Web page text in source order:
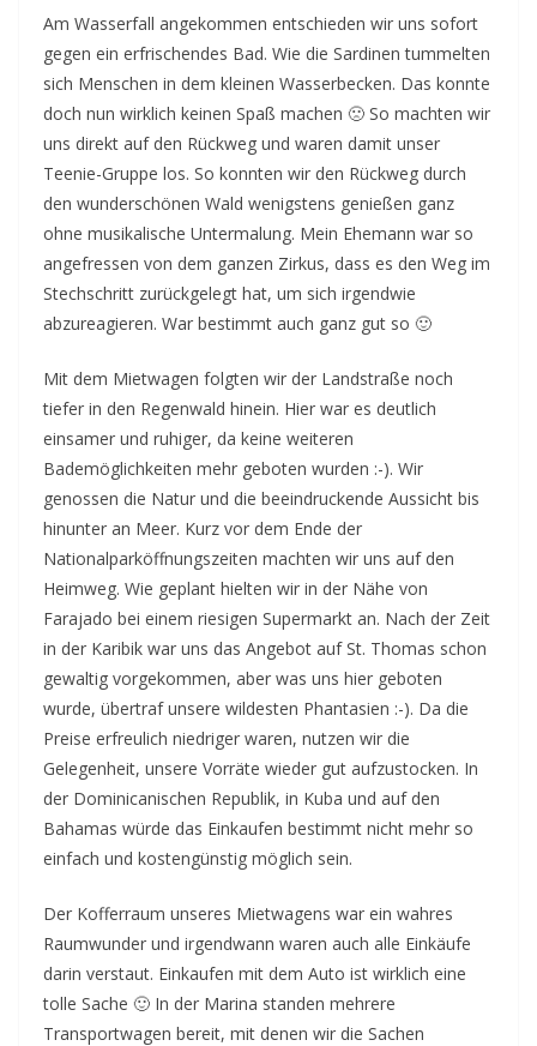
Am Wasserfall angekommen entschieden wir uns sofort
gegen ein erfrischendes Bad. Wie die Sardinen tummelten
sich Menschen in dem kleinen Wasserbecken. Das konnte
doch nun wirklich keinen Spaß machen 🙁 So machten wir
uns direkt auf den Rückweg und waren damit unser
Teenie-Gruppe los. So konnten wir den Rückweg durch
den wunderschönen Wald wenigstens genießen ganz
ohne musikalische Untermalung. Mein Ehemann war so
angefressen von dem ganzen Zirkus, dass es den Weg im
Stechschritt zurückgelegt hat, um sich irgendwie
abzureagieren. War bestimmt auch ganz gut so 🙂
Mit dem Mietwagen folgten wir der Landstraße noch
tiefer in den Regenwald hinein. Hier war es deutlich
einsamer und ruhiger, da keine weiteren
Bademöglichkeiten mehr geboten wurden :-). Wir
genossen die Natur und die beeindruckende Aussicht bis
hinunter an Meer. Kurz vor dem Ende der
Nationalparköffnungszeiten machten wir uns auf den
Heimweg. Wie geplant hielten wir in der Nähe von
Farajado bei einem riesigen Supermarkt an. Nach der Zeit
in der Karibik war uns das Angebot auf St. Thomas schon
gewaltig vorgekommen, aber was uns hier geboten
wurde, übertraf unsere wildesten Phantasien :-). Da die
Preise erfreulich niedriger waren, nutzen wir die
Gelegenheit, unsere Vorräte wieder gut aufzustocken. In
der Dominicanischen Republik, in Kuba und auf den
Bahamas würde das Einkaufen bestimmt nicht mehr so
einfach und kostengünstig möglich sein.
Der Kofferraum unseres Mietwagens war ein wahres
Raumwunder und irgendwann waren auch alle Einkäufe
darin verstaut. Einkaufen mit dem Auto ist wirklich eine
tolle Sache 🙂 In der Marina standen mehrere
Transportwagen bereit, mit denen wir die Sachen